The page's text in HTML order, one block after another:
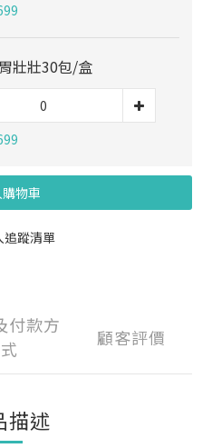
壯壯30包/盒
物車
追蹤清單
付款方
式
顧客評價
描述